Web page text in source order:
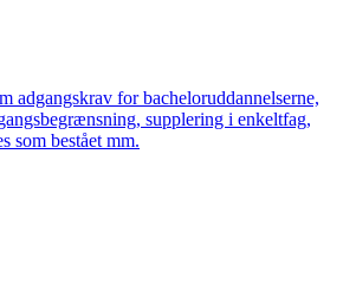
adgangskrav for bacheloruddannelserne,
supplering i enkeltfag,
som bestået mm.